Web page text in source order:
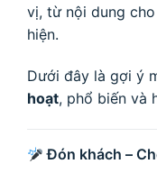
vị, từ nội dung
hiện.
Dưới đây là gợi ý
hoạt, phổ biến và
Đón khách –